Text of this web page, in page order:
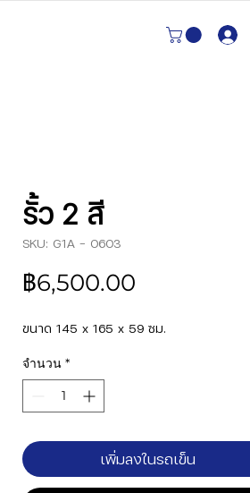
รั้ว 2 สี
SKU: G1A - 0603
฿6,500.00
ขนาด 145 x 165 x 59 ซม.
จำนวน *
เพิ่มลงในรถเข็น